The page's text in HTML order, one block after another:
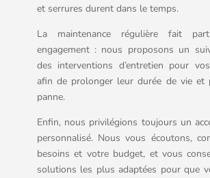
et serrures durent dans le temps.
La maintenance régulière fait
engagement : nous proposons un
des interventions d’entretien pour
afin de prolonger leur durée de vie et
panne.
Enfin, nous privilégions toujours un
personnalisé. Nous vous écoutons,
besoins et votre budget, et vous
solutions les plus adaptées pour que